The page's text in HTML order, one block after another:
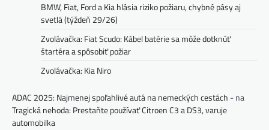
BMW, Fiat, Ford a Kia hlásia riziko požiaru, chybné pásy aj
svetlá (týždeň 29/26)
Zvolávačka: Fiat Scudo: Kábel batérie sa môže dotknúť
štartéra a spôsobiť požiar
Zvolávačka: Kia Niro
ADAC 2025: Najmenej spoľahlivé autá na nemeckých cestách -na
Tragická nehoda: Prestaňte používať Citroen C3 a DS3, varuje
automobilka